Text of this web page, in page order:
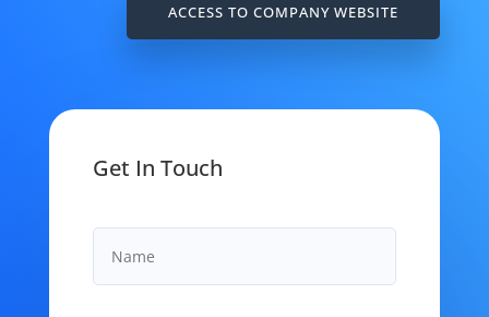
ACCESS TO COMPANY WEBSITE
Get In Touch